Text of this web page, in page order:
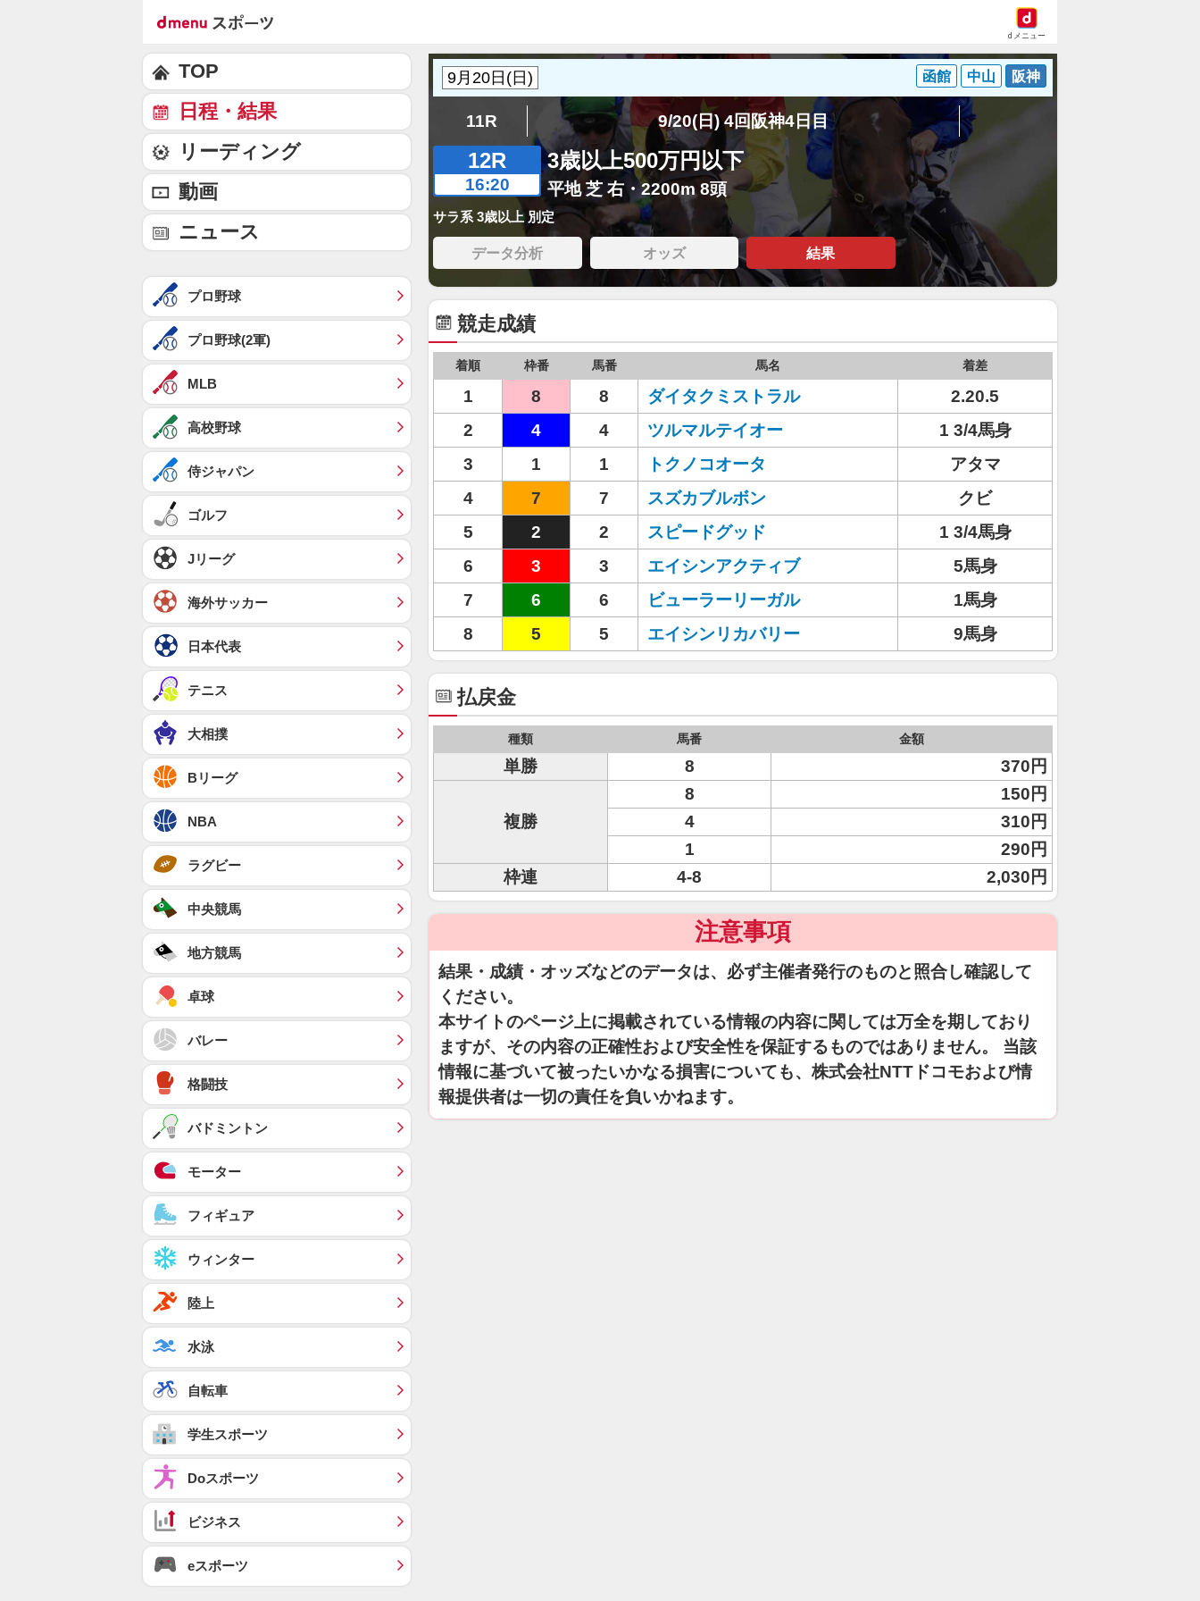
dメニュー
函館 中山 阪神
11R 9/20(日) 4回阪神4日目
12R
16:20
3歳以上500万円以下
平地 芝 右・2200m 8頭
サラ系 3歳以上 別定
データ分析 オッズ 結果
競走成績
着順 枠番 馬番 馬名 着差
1 8 8 ダイタクミストラル
2.20.5
2
4 4 ツルマルテイオー
1 3/4馬身
3
1 1 トクノコオータ
アタマ
4
7 7 スズカブルボン
クビ
5
2 2 スピードグッド
1 3/4馬身
6
3 3 エイシンアクティブ
5馬身
7
6 6 ビューラーリーガル
1馬身
8
5 5 エイシンリカバリー 9馬身
払戻金
種類 馬番 金額
単勝 8 370円
複勝
8
150円
4
310円
1
290円
枠連
4-8 2,030円
注意事項
結果・成績・オッズなどのデータは、必ず主催者発行のものと照合し確認して
ください。
本サイトのページ上に掲載されている情報の内容に関しては万全を期しており
ますが、その内容の正確性および安全性を保証するものではありません。 当該
情報に基づいて被ったいかなる損害についても、株式会社NTTドコモおよび情
報提供者は一切の責任を負いかねます。
TOP
日程・結果
リーディング
動画
ニュース
プロ野球
プロ野球(2軍)
MLB
高校野球
侍ジャパン
ゴルフ
Jリーグ
海外サッカー
日本代表
テニス
大相撲
Bリーグ
NBA
ラグビー
中央競馬
地方競馬
卓球
バレー
格闘技
バドミントン
モーター
フィギュア
ウィンター
陸上
水泳
自転車
学生スポーツ
Doスポーツ
ビジネス
eスポーツ